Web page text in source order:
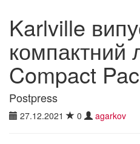
Karlville
компактний
Compact
Postpress
27.12.2021 0 agarkov